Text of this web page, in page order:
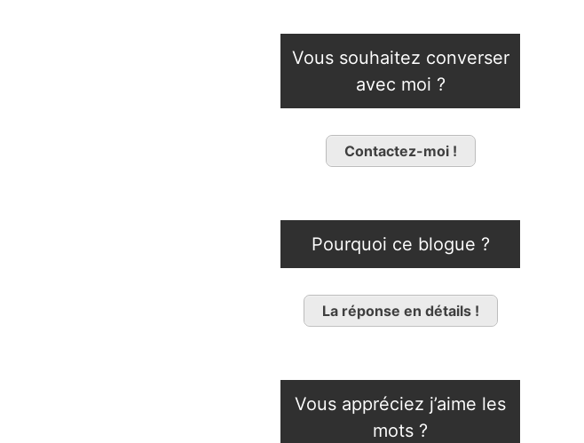
Vous souhaitez converser
avec moi ?
Contactez-moi !
Pourquoi ce blogue ?
La réponse en détails !
Vous appréciez j’aime les
mots ?